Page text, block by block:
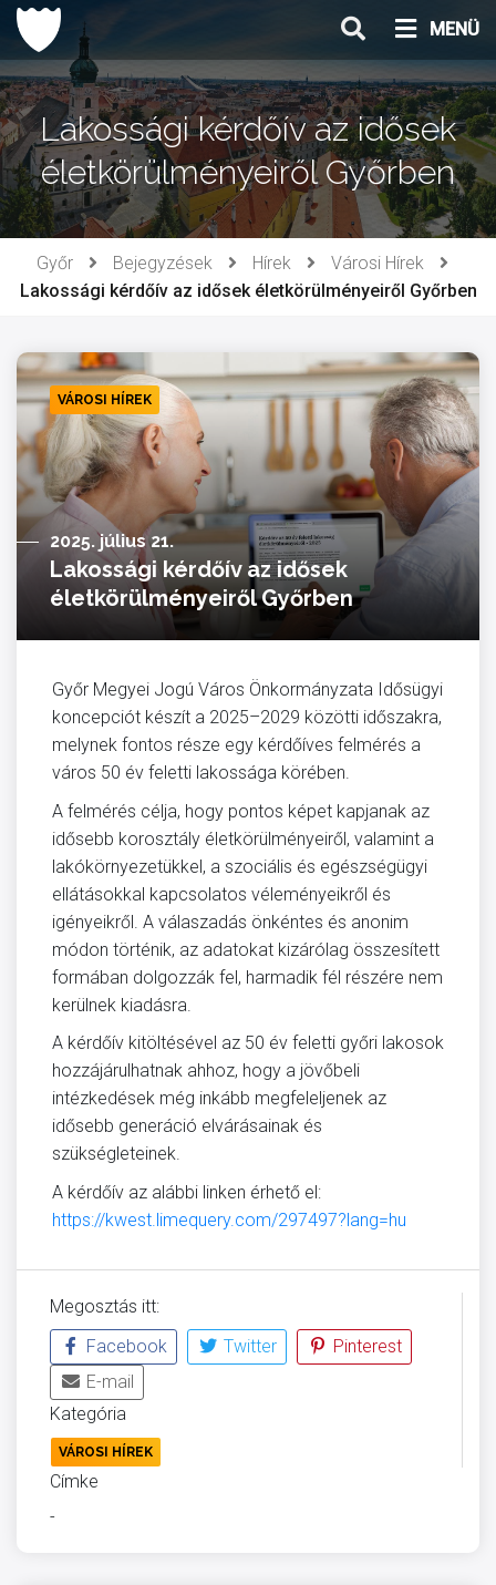
Ugrás
tartalomhoz
MENÜ
Lakossági kérdőív az idősek
életkörülményeiről Győrben
Győr Bejegyzések Hírek
Városi Hírek
Lakossági kérdőív az idősek életkörülményeiről Győrben
VÁROSI HÍREK
2025. július 21.
Lakossági kérdőív az idősek
életkörülményeiről Győrben
Győr Megyei Jogú Város Önkormányzata Idősügyi
koncepciót készít a 2025–2029 közötti időszakra,
melynek fontos része egy kérdőíves felmérés a
város 50 év feletti lakossága körében.
A felmérés célja, hogy pontos képet kapjanak az
idősebb korosztály életkörülményeiről, valamint a
lakókörnyezetükkel, a szociális és egészségügyi
ellátásokkal kapcsolatos véleményeikről és
igényeikről. A válaszadás önkéntes és anonim
módon történik, az adatokat kizárólag összesített
formában dolgozzák fel, harmadik fél részére nem
kerülnek kiadásra.
A kérdőív kitöltésével az 50 év feletti győri lakosok
hozzájárulhatnak ahhoz, hogy a jövőbeli
intézkedések még inkább megfeleljenek az
idősebb generáció elvárásainak és
szükségleteinek.
A kérdőív az alábbi linken érhető el:
https://kwest.limequery.com/297497?lang=hu
Megosztás itt:
Facebook
Twitter
Pinterest
E-mail
Kategória
VÁROSI HÍREK
Címke
-